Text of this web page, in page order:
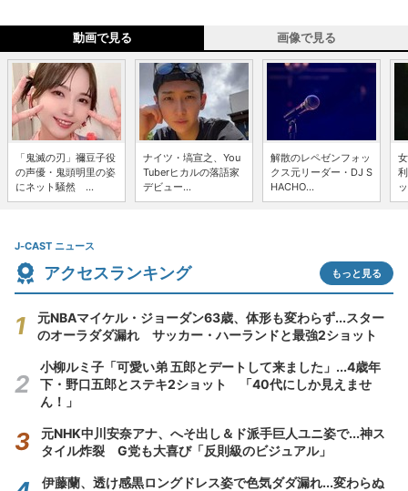
動画で見る 画像で見る
「鬼滅の刃」禰豆子役
の声優・鬼頭明里の姿
にネット騒然 ...
ナイツ・塙宣之、You
Tuberヒカルの落語家
デビュー...
解散のレペゼンフォッ
クス元リーダー・DJ S
HACHO...
J-CAST ニュース
アクセスランキング もっと見る
元NBAマイケル・ジョーダン63歳、体形も変わらず...スター
のオーラダダ漏れ サッカー・ハーランドと最強2ショット
小柳ルミ子「可愛い弟 五郎とデートして来ました」...4歳年
下・野口五郎とステキ2ショット 「40代にしか見えませ
ん！」
元NHK中川安奈アナ、へそ出し＆ド派手巨人ユニ姿で...神ス
タイル炸裂 G党も大喜び「反則級のビジュアル」
伊藤蘭、透け感黒ロングドレス姿で色気ダダ漏れ...変わらぬ